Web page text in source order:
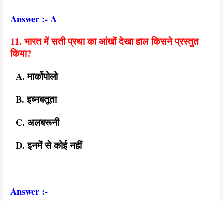
Answer :- A
11. भारत में सती प्रथा का आंखों देखा हाल किसने प्रस्तुत
किया?
A. मार्कोपोलो
B. इब्नबतूता
C. अलबरूनी
D. इनमें से कोई नहीं
Answer :-